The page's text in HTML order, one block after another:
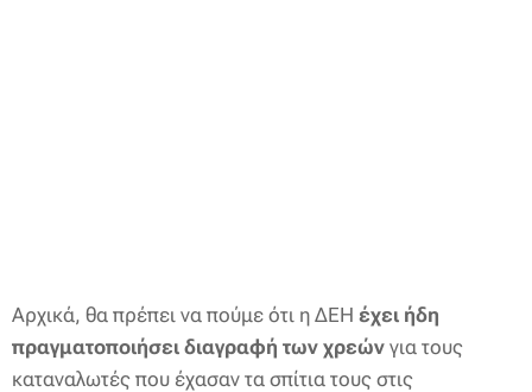
Αρχικά, θα πρέπει να πούμε ότι η ΔΕΗ έχει ήδη
πραγματοποιήσει διαγραφή των χρεών για τους
καταναλωτές που έχασαν τα σπίτια τους στις